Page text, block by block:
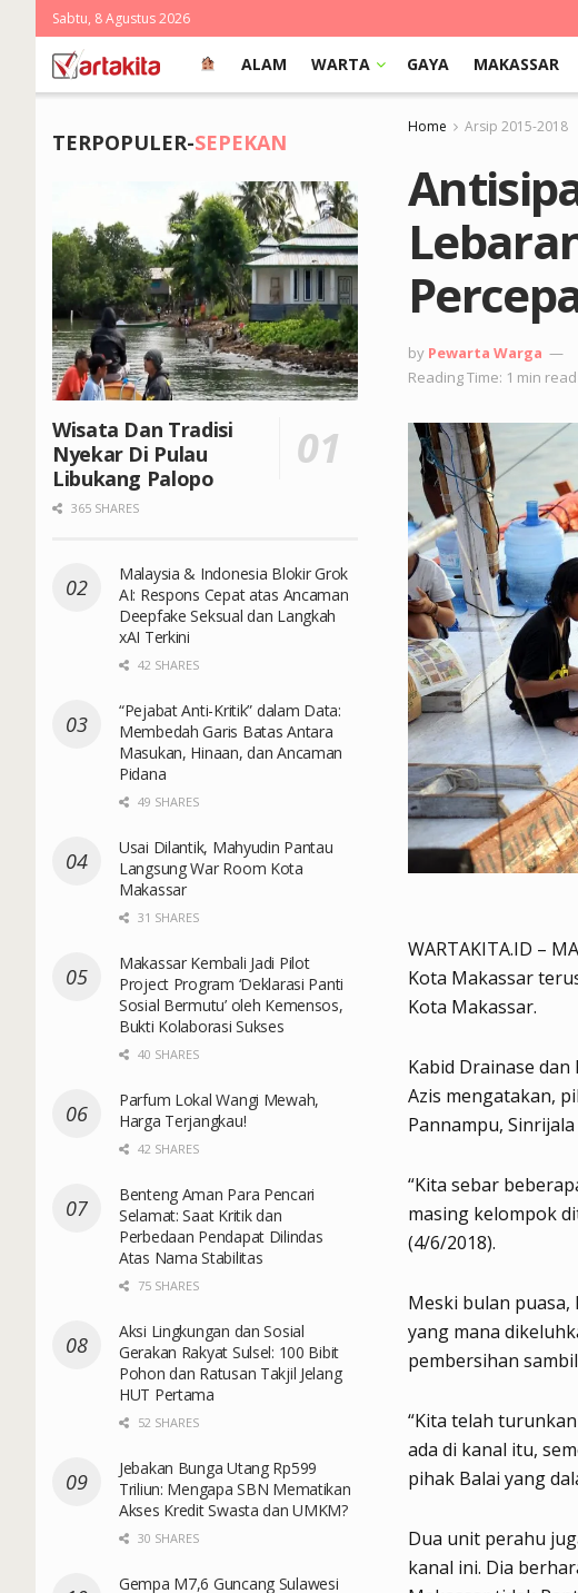
Sabtu, 8 Agustus 2026
ALAM WARTA GAYA MAKASSAR
Home Arsip 2015-2018
by Pewarta Warga
Reading Time: 1 min read
WARTAKITA.ID –
Kota Makassar
Kota Makassar.
Kabid Drainase dan
Azis mengatakan,
Pannampu, Sinrijala
“Kita sebar
masing kelompok
(4/6/2018).
Meski bulan puasa,
yang mana
pembersihan
“Kita telah
ada di kanal itu,
pihak Balai yang
Dua unit perahu
kanal ini. Dia
TERPOPULER-SEPEKAN
Wisata Dan Tradisi
Nyekar Di Pulau
Libukang Palopo
365 SHARES
Malaysia & Indonesia Blokir Grok
AI: Respons Cepat atas Ancaman
Deepfake Seksual dan Langkah
xAI Terkini
42 SHARES
“Pejabat Anti-Kritik” dalam Data:
Membedah Garis Batas Antara
Masukan, Hinaan, dan Ancaman
Pidana
49 SHARES
Usai Dilantik, Mahyudin Pantau
Langsung War Room Kota
Makassar
31 SHARES
Makassar Kembali Jadi Pilot
Project Program ‘Deklarasi Panti
Sosial Bermutu’ oleh Kemensos,
Bukti Kolaborasi Sukses
40 SHARES
Parfum Lokal Wangi Mewah,
Harga Terjangkau!
42 SHARES
Benteng Aman Para Pencari
Selamat: Saat Kritik dan
Perbedaan Pendapat Dilindas
Atas Nama Stabilitas
75 SHARES
Aksi Lingkungan dan Sosial
Gerakan Rakyat Sulsel: 100 Bibit
Pohon dan Ratusan Takjil Jelang
HUT Pertama
52 SHARES
Jebakan Bunga Utang Rp599
Triliun: Mengapa SBN Mematikan
Akses Kredit Swasta dan UMKM?
30 SHARES
Gempa M7,6 Guncang Sulawesi